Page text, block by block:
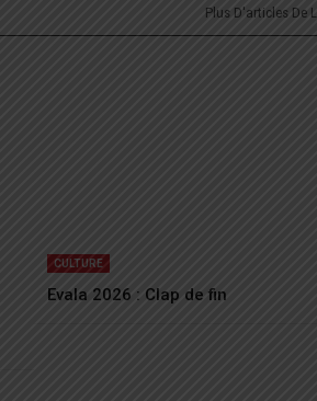
Plus D'articles De
CULTURE
Evala 2026 : Clap de fin